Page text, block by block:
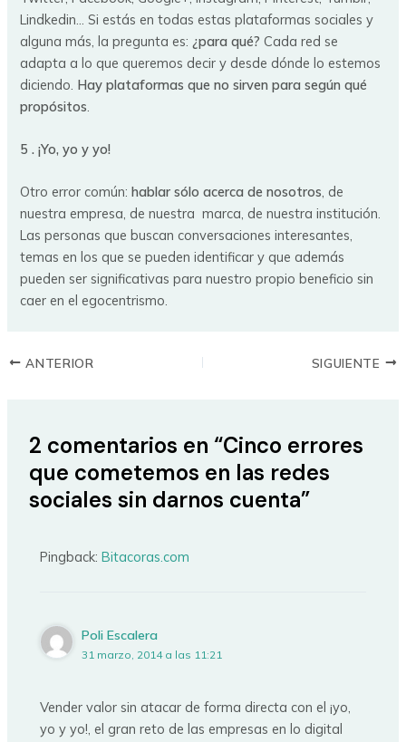
Lindkedin… Si estás en todas estas plataformas sociales y
alguna más, la pregunta es: ¿para qué? Cada red se
adapta a lo que queremos decir y desde dónde lo estemos
diciendo. Hay plataformas que no sirven para según qué
propósitos
5 . ¡Yo, yo y yo!
Otro error común:hablar sólo acerca de nosotros, de
nuestra empresa, de nuestra marca, de nuestra institución.
Las personas que buscan conversaciones interesantes,
temas en los que se pueden identificar y que además
pueden ser significativas para nuestro propio beneficio sin
caer en el egocentrismo.
ANTERIOR SIGUIENTE
2 comentarios en “Cinco errores
que cometemos en las redes
sociales sin darnos cuenta”
Pingback:Bitacoras.com
Poli Escalera
31 marzo, 2014 a las 11:21
Vender valor sin atacar de forma directa con el ¡yo,
yo y yo!, el gran reto de las empresas en lo digital